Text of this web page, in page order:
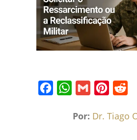
FacebookWhatsApp
Gmail Pinterest
Por: Dr. Tiago